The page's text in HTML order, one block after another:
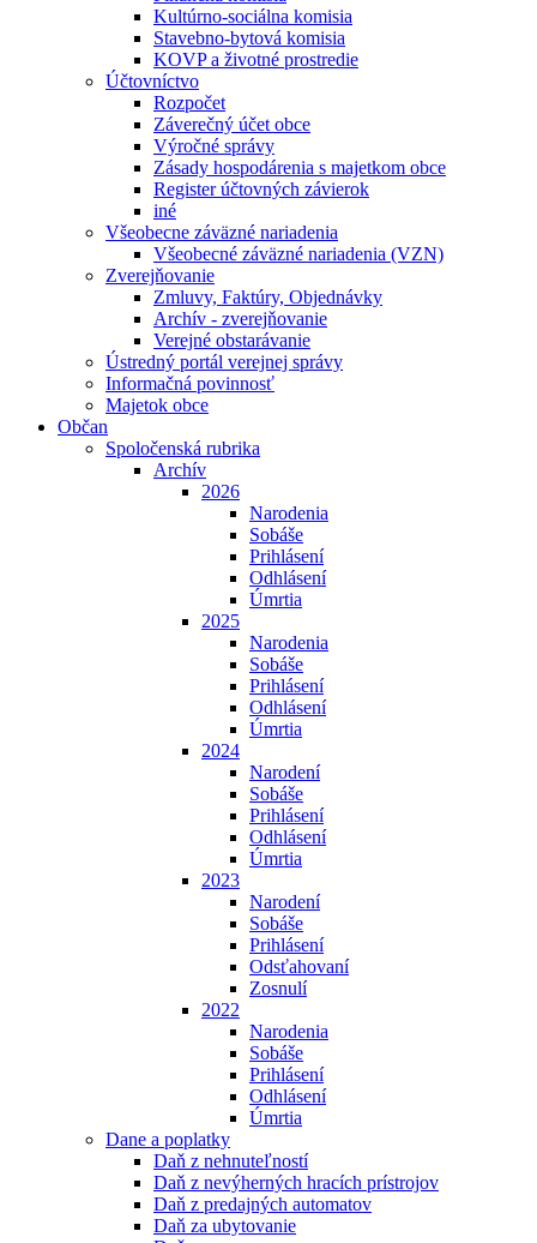
Kultúrno-sociálna komisia
Stavebno-bytová komisia
KOVP a životné prostredie
Účtovníctvo
Rozpočet
Záverečný účet obce
Výročné správy
Zásady hospodárenia s majetkom obce
Register účtovných závierok
iné
Všeobecne záväzné nariadenia
Všeobecné záväzné nariadenia (VZN)
Zverejňovanie
Zmluvy, Faktúry, Objednávky
Archív - zverejňovanie
Verejné obstarávanie
Ústredný portál verejnej správy
Informačná povinnosť
Majetok obce
Občan
Spoločenská rubrika
Archív
2026
Narodenia
Sobáše
Prihlásení
Odhlásení
Úmrtia
2025
Narodenia
Sobáše
Prihlásení
Odhlásení
Úmrtia
2024
Narodení
Sobáše
Prihlásení
Odhlásení
Úmrtia
2023
Narodení
Sobáše
Prihlásení
Odsťahovaní
Zosnulí
2022
Narodenia
Sobáše
Prihlásení
Odhlásení
Úmrtia
Dane a poplatky
Daň z nehnuteľností
Daň z nevýherných hracích prístrojov
Daň z predajných automatov
Daň za ubytovanie